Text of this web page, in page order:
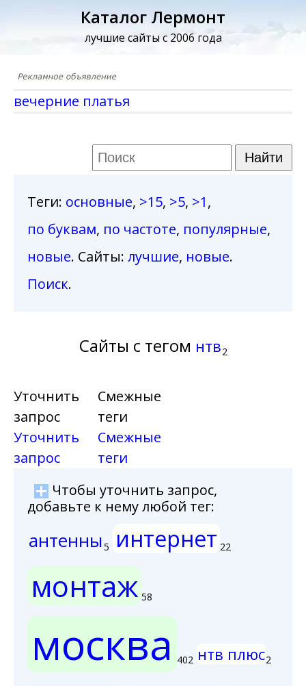
Каталог Лермонт
лучшие сайты с 2006 года
вечерние платья
Теги: основные, >15, >5, >1,
по буквам, по частоте, популярные,
новые. Сайты: лучшие, новые.
Поиск.
Сайты с тегом нтв2
Уточнить
запрос
Уточнить
запрос
Смежные
теги
Смежные
теги
Чтобы уточнить запрос,
добавьте к нему любой тег:
антенны5 интернет 22
монтаж 58
москва 402 нтв плюс2